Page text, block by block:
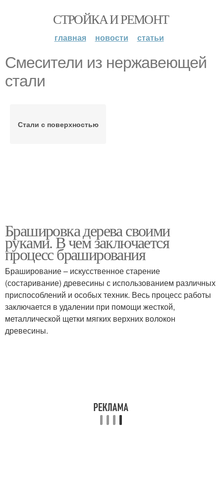
СТРОЙКА И РЕМОНТ
главная новости статьи
Смесители из нержавеющей
стали
Стали с поверхностью
Брашировка дерева своими
руками. В чем заключается
процесс браширования
Браширование – искусственное старение
(состаривание) древесины с использованием различных
приспособлений и особых техник. Весь процесс работы
заключается в удалении при помощи жесткой,
металлической щетки мягких верхних волокон
древесины.